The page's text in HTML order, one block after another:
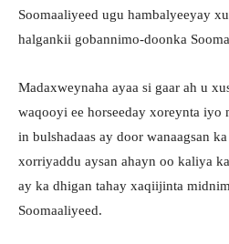
Soomaaliyeed ugu hambalyeeyay
halgankii gobannimo-doonka
Madaxweynaha ayaa si gaar ah u
waqooyi ee horseeday xoreynta iyo
in bulshadaas ay door wanaagsan
xorriyaddu aysan ahayn oo kaliya
ay ka dhigan tahay xaqiijinta
Soomaaliyeed.